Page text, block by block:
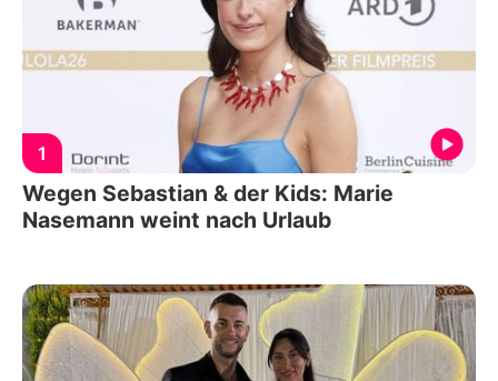
1
Wegen Sebastian & der Kids: Marie
Nasemann weint nach Urlaub